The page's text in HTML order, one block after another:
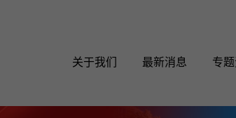
关于我们 最新消息 专